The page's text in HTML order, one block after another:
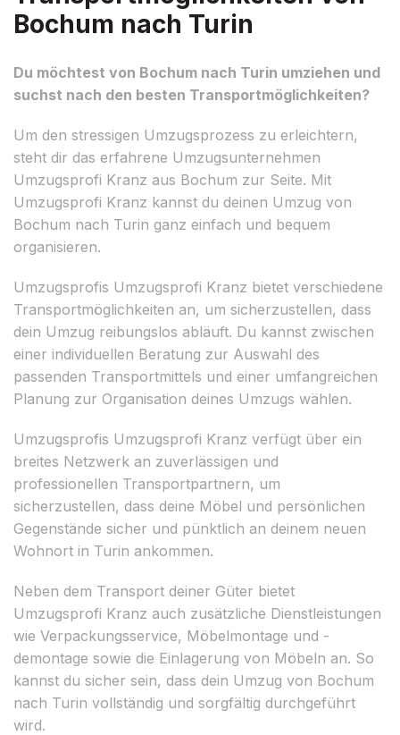
Bochum nach Turin
Du möchtest von Bochum nach Turin umziehen und
suchst nach den besten Transportmöglichkeiten?
Um den stressigen Umzugsprozess zu erleichtern,
steht dir das erfahrene Umzugsunternehmen
Umzugsprofi Kranz aus Bochum zur Seite. Mit
Umzugsprofi Kranz kannst du deinen Umzug von
Bochum nach Turin ganz einfach und bequem
organisieren.
Umzugsprofis Umzugsprofi Kranz bietet verschiedene
Transportmöglichkeiten an, um sicherzustellen, dass
dein Umzug reibungslos abläuft. Du kannst zwischen
einer individuellen Beratung zur Auswahl des
passenden Transportmittels und einer umfangreichen
Planung zur Organisation deines Umzugs wählen.
Umzugsprofis Umzugsprofi Kranz verfügt über ein
breites Netzwerk an zuverlässigen und
professionellen Transportpartnern, um
sicherzustellen, dass deine Möbel und persönlichen
Gegenstände sicher und pünktlich an deinem neuen
Wohnort in Turin ankommen.
Neben dem Transport deiner Güter bietet
Umzugsprofi Kranz auch zusätzliche Dienstleistungen
wie Verpackungsservice, Möbelmontage und -
demontage sowie die Einlagerung von Möbeln an. So
kannst du sicher sein, dass dein Umzug von Bochum
nach Turin vollständig und sorgfältig durchgeführt
wird.